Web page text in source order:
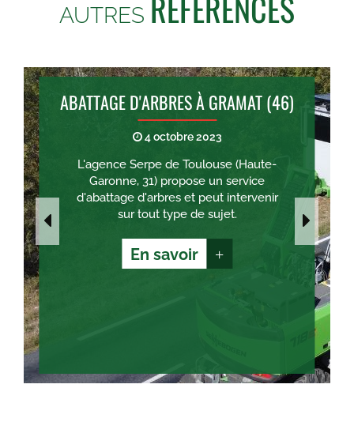
AUTRES
ABATTAGE D'ARBRES À GRAMAT (46)
4 octobre 2023
L'agence Serpe de Toulouse (Haute-
Garonne, 31) propose un service
d'abattage d'arbres et peut intervenir
sur tout type de sujet.
En savoir +